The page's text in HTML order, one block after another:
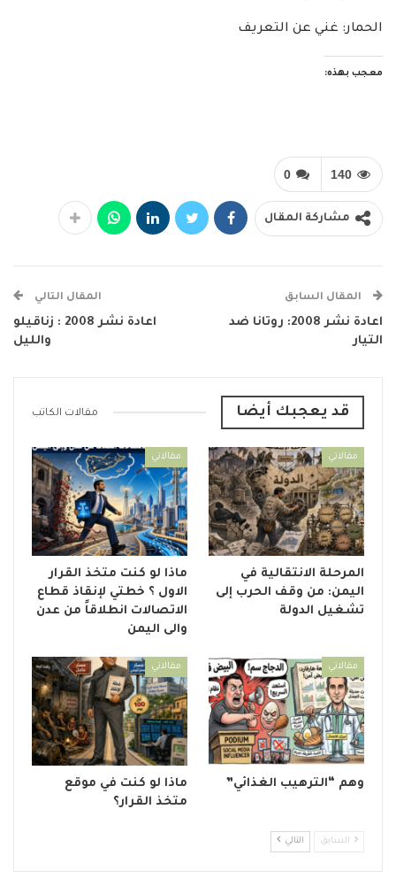
الحمار: غني عن التعريف
معجب بهذه:
0 140
مشاركة المقال
المقال السابق
اعادة نشر 2008: روتانا ضد
التيار
المقال التالي
اعادة نشر 2008 : زناقيلو
والليل
قد يعجبك أيضا مقالات الكاتب
مقالاتي
المرحلة الانتقالية في
اليمن: من وقف الحرب إلى
تشغيل الدولة
مقالاتي
ماذا لو كنت متخذ القرار
الاول ؟ خطتي لإنقاذ قطاع
الاتصالات انطلاقاً من عدن
والى اليمن
مقالاتي
وهم “الترهيب الغذائي”
مقالاتي
ماذا لو كنت في موقع
متخذ القرار؟
السابق التالي